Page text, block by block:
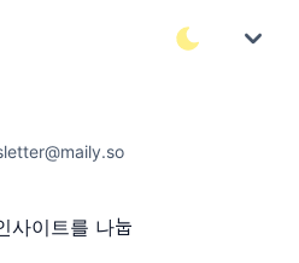
사이트를 나눕